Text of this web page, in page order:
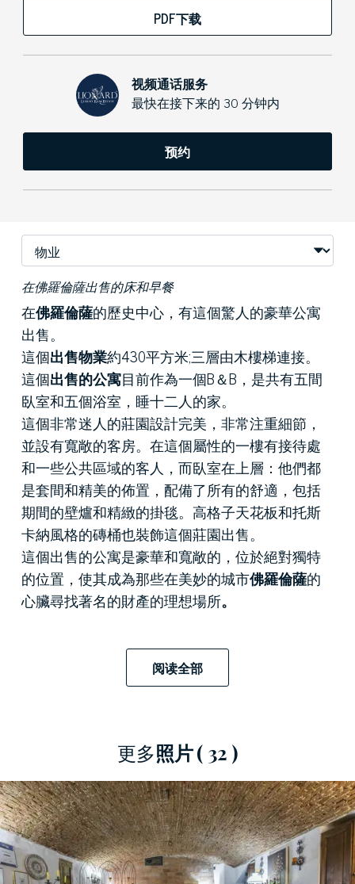
PDF下载
视频通话服务
最快在接下来的 30 分钟内
预约
在佛羅倫薩出售的床和早餐
在佛羅倫薩的歷史中心，有這個驚人的豪華公寓
出售。
這個出售物業約430平方米;三層由木樓梯連接。
這個出售的公寓目前作為一個B＆B，是共有五間
臥室和五個浴室，睡十二人的家。
這個非常迷人的莊園設計完美，非常注重細節，
並設有寬敞的客房。在這個屬性的一樓有接待處
和一些公共區域的客人，而臥室在上層：他們都
是套間和精美的佈置，配備了所有的舒適，包括
期間的壁爐和精緻的掛毯。高格子天花板和托斯
卡納風格的磚桶也裝飾這個莊園出售。
這個出售的公寓是豪華和寬敞的，位於絕對獨特
的位置，使其成為那些在美妙的城市佛羅倫薩的
心臟尋找著名的財產的理想場所。
阅读全部
更多照片( 32 )